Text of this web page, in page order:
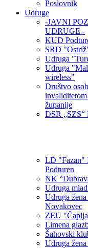
Poslovnik
Udruge
-JAVNI
UDRUGE -
KUD
SRD
Udruga
Udruga
wireless"
Društvo
županije
DSR „SZS“
LD "Fazan"
Podturen
NK
Udruga
Udruga
Novakovec
ZEU
Limena
Šahovski
Udruga